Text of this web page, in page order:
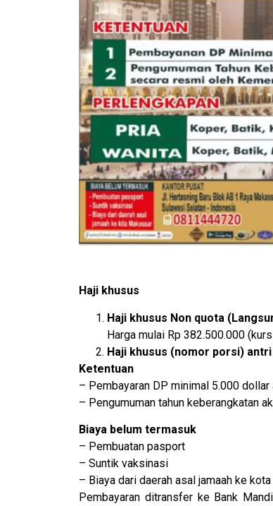
Haji khusus
Haji khusus Non quota
Harga mulai Rp 382.500.000
Haji khusus (nomor porsi)
Ketentuan
– Pembayaran DP minimal 5.000 dollar
– Pengumuman tahun keberangkatan
Biaya belum termasuk
– Pembuatan pasport
– Suntik vaksinasi
– Biaya dari daerah asal jamaah ke
Pembayaran ditransfer ke Bank